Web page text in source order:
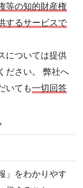
等の知的財産権
するサービスで
については提供
ださい。 弊社へ
いても一切回答
」をわかりやす